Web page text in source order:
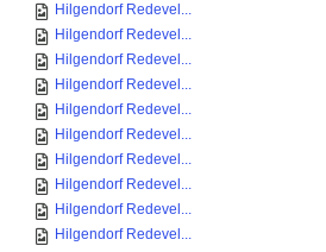
Hilgendorf Redevel...
Hilgendorf Redevel...
Hilgendorf Redevel...
Hilgendorf Redevel...
Hilgendorf Redevel...
Hilgendorf Redevel...
Hilgendorf Redevel...
Hilgendorf Redevel...
Hilgendorf Redevel...
Hilgendorf Redevel...